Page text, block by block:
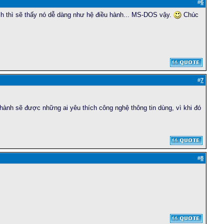
#6
sẽ thấy nó dễ dàng như hệ điều hành... MS-DOS vậy. Chúc
#7
sẽ được những ai yêu thích công nghệ thông tin dùng, vì khi đó
#8